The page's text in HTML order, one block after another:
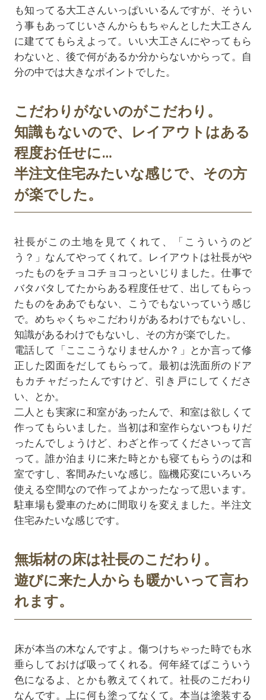
も知ってる大工さんいっぱいいるんですが、そうい
う事もあってじいさんからもちゃんとした大工さん
に建ててもらえよって。いい大工さんにやってもら
わないと、後で何があるか分からないからって。自
分の中では大きなポイントでした。
こだわりがないのがこだわり。
知識もないので、レイアウトはある
程度お任せに…
半注文住宅みたいな感じで、その方
が楽でした。
社長がこの土地を見てくれて、「こういうのど
う？」なんてやってくれて。レイアウトは社長がや
ったものをチョコチョコっといじりました。仕事で
バタバタしてたからある程度任せて、出してもらっ
たものをああでもない、こうでもないっていう感じ
で。めちゃくちゃこだわりがあるわけでもないし、
知識があるわけでもないし、その方が楽でした。
電話して「こここうなりませんか？」とか言って修
正した図面をだしてもらって。最初は洗面所のドア
もカチャだったんですけど、引き戸にしてくださ
い、とか。
二人とも実家に和室があったんで、和室は欲しくて
作ってもらいました。当初は和室作らないつもりだ
ったんでしょうけど、わざと作ってくださいって言
って。誰か泊まりに来た時とかも寝てもらうのは和
室ですし、客間みたいな感じ。臨機応変にいろいろ
使える空間なので作ってよかったなって思います。
駐車場も愛車のために間取りを変えました。半注文
住宅みたいな感じです。
無垢材の床は社長のこだわり。
遊びに来た人からも暖かいって言わ
れます。
床が本当の木なんですよ。傷つけちゃった時でも水
垂らしておけば吸ってくれる。何年経てばこういう
色になるよ、とかも教えてくれて。社長のこだわり
なんです。上に何も塗ってなくて。本当は塗装する